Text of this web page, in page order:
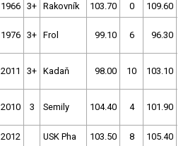
1966 3+ Rakovník 103.70 0 109.60
1976 3+ Frol 99.10 6 96.30
2011 3+ Kadaň 98.00 10 103.10
2010 3 Semily 104.40 4 101.90
2012 USK Pha 103.50 8 105.40